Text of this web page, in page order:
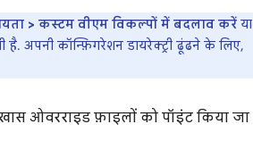
> कस्टम वीएम विकल्पों में बदलाव करें या
अपनी कॉन्फ़िगरेशन डायरेक्ट्री ढूंढने के लिए,
ओवरराइड फ़ाइलों को पॉइंट किया जा